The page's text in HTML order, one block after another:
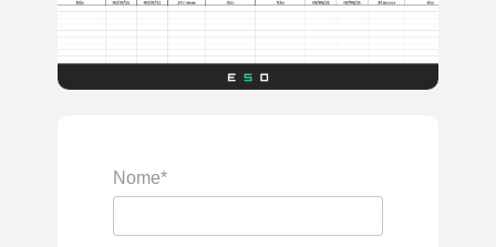
Nome*